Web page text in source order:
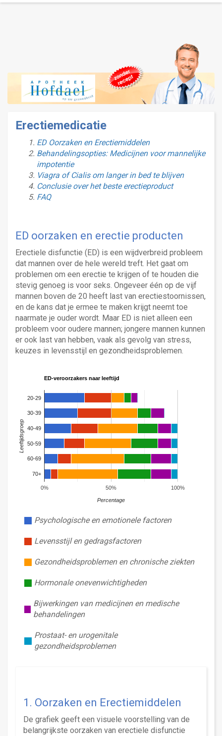
Erectiemedicatie
ED Oorzaken en Erectiemiddelen
Behandelingsopties: Medicijnen voor mannelijke
impotentie
Viagra of Cialis om langer in bed te blijven
Conclusie over het beste erectieproduct
FAQ
ED oorzaken en erectie producten
Erectiele disfunctie (ED) is een wijdverbreid probleem
dat mannen over de hele wereld treft. Het gaat om
problemen om een erectie te krijgen of te houden die
stevig genoeg is voor seks. Ongeveer één op de vijf
mannen boven de 20 heeft last van erectiestoornissen,
en de kans dat je ermee te maken krijgt neemt toe
naarmate je ouder wordt. Maar ED is niet alleen een
probleem voor oudere mannen; jongere mannen kunnen
er ook last van hebben, vaak als gevolg van stress,
keuzes in levensstijl en gezondheidsproblemen.
ED-veroorzakers naar leeftijd
0% 50% 100%
20-29
30-39
40-49
50-59
60-69
70+
Percentage
Leeftijdsgroep
Psychologische en emotionele factoren
Levensstijl en gedragsfactoren
Gezondheidsproblemen en chronische ziekten
Hormonale onevenwichtigheden
Bijwerkingen van medicijnen en medische
behandelingen
Prostaat- en urogenitale
gezondheidsproblemen
1. Oorzaken en Erectiemiddelen
De grafiek geeft een visuele voorstelling van de
belangrijkste oorzaken van erectiele disfunctie